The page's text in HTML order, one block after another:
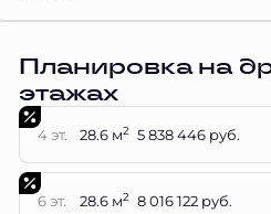
Планировка на
этажах
4 эт. 28.6 м2 5 838 446 руб.
6 эт. 28.6 м2 8 016 122 руб.